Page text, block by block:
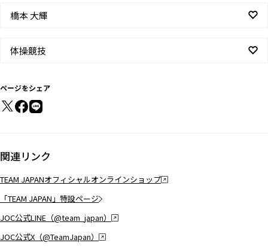
橋本 大輝
体操競技
ページをシェア
関連リンク
TEAM JAPANオフィシャルオンラインショップ
「TEAM JAPAN」特設ページ
JOC公式LINE（@team_japan）
JOC公式X（@TeamJapan）